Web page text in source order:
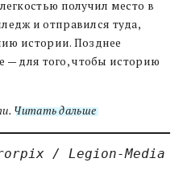
получил место в
и отправился туда,
истории. Позднее
— для того, чтобы историю
Читать дальше.
/ Legion-Media